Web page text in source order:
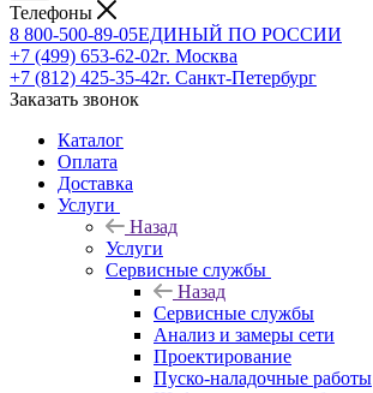
Телефоны
8 800-500-89-05ЕДИНЫЙ ПО РОССИИ
+7 (499) 653-62-02г. Москва
+7 (812) 425-35-42г. Санкт-Петербург
Заказать звонок
Каталог
Оплата
Доставка
Услуги
Назад
Услуги
Сервисные службы
Назад
Сервисные службы
Анализ и замеры сети
Проектирование
Пуско-наладочные работы